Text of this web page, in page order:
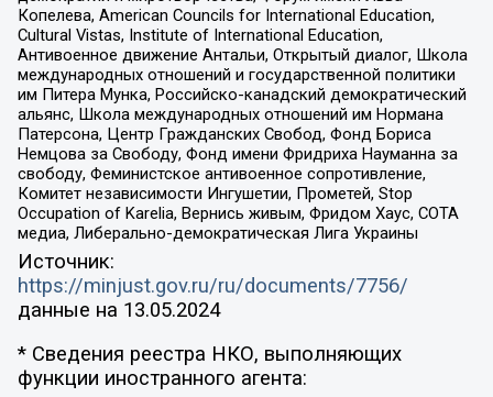
Копелева, American Councils for International Education,
Cultural Vistas, Institute of International Education,
Антивоенное движение Антальи, Открытый диалог, Школа
международных отношений и государственной политики
им Питера Мунка, Российско-канадский демократический
альянс, Школа международных отношений им Нормана
Патерсона, Центр Гражданских Свобод, Фонд Бориса
Немцова за Свободу, Фонд имени Фридриха Науманна за
свободу, Феминистское антивоенное сопротивление,
Комитет независимости Ингушетии, Прометей, Stop
Occupation of Karelia, Вернись живым, Фридом Хаус, СОТА
медиа, Либерально-демократическая Лига Украины
Источник:
https://minjust.gov.ru/ru/documents/7756/
данные на 13.05.2024
* Сведения реестра НКО, выполняющих
функции иностранного агента: